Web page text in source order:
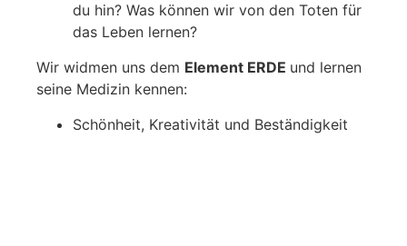
du hin? Was können wir von den Toten für
das Leben lernen?
Wir widmen uns dem Element ERDE und lernen
seine Medizin kennen:
Schönheit, Kreativität und Beständigkeit